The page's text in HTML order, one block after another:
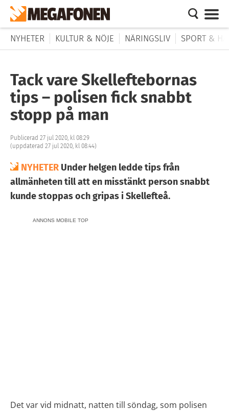
NYHETER KULTUR & NÖJE NÄRINGSLIV SPORT &
Tack vare Skelleftebornas
tips – polisen fick snabbt
stopp på man
Publicerad 27 jul 2020, kl 08:29
(uppdaterad 27 jul 2020, kl 08:44)
NYHETER Under helgen ledde tips från
allmänheten till att en misstänkt person snabbt
kunde stoppas och gripas i Skellefteå.
ANNONS MOBILE TOP
Det var vid midnatt, natten till söndag, som polisen